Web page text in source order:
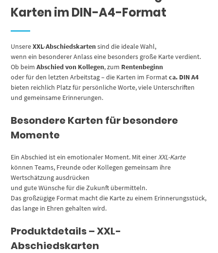
/
Ruhestand
/
Verabschiedung
/
Letzter
Arbeitstag
Gruß-
Karte
für
Menge
Karten im DIN-A4-Format
UnsereXXL-Abschiedskartensind die ideale Wahl,
wenn ein besonderer Anlass eine besonders große Karte verdient.
Ob beimAbschied von Kollegen, zum Rentenbeginn
oder für den letzten Arbeitstag – die Karten im Formatca. DIN A4
bieten reichlich Platz für persönliche Worte, viele Unterschriften
und gemeinsame Erinnerungen.
Besondere Karten für besondere
Momente
Ein Abschied ist ein emotionaler Moment. Mit einerXXL-Karte
können Teams, Freunde oder Kollegen gemeinsam ihre
Wertschätzung ausdrücken
und gute Wünsche für die Zukunft übermitteln.
Das großzügige Format macht die Karte zu einem Erinnerungsstück,
das lange in Ehren gehalten wird.
Produktdetails – XXL-
Abschiedskarten